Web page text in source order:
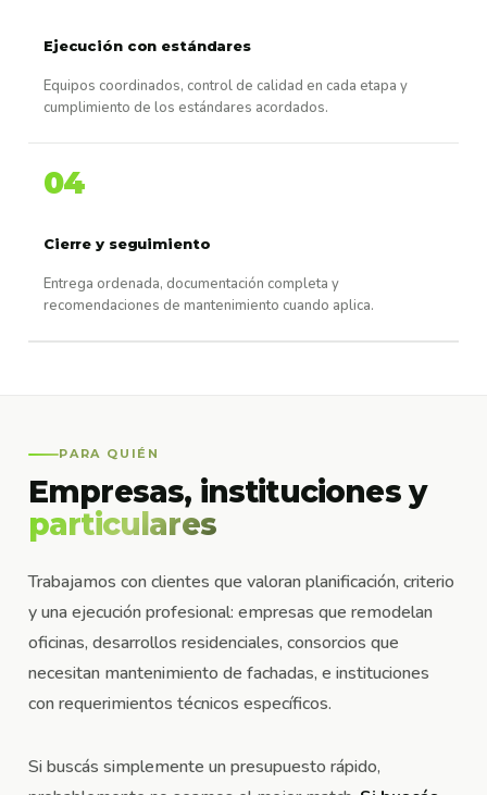
Ejecución con estándares
Equipos coordinados, control de calidad en cada etapa y
cumplimiento de los estándares acordados.
04
Cierre y seguimiento
Entrega ordenada, documentación completa y
recomendaciones de mantenimiento cuando aplica.
PARA QUIÉN
Empresas, instituciones y
particulares
Trabajamos con clientes que valoran planificación, criterio
y una ejecución profesional: empresas que remodelan
oficinas, desarrollos residenciales, consorcios que
necesitan mantenimiento de fachadas, e instituciones
con requerimientos técnicos específicos.
Si buscás simplemente un presupuesto rápido,